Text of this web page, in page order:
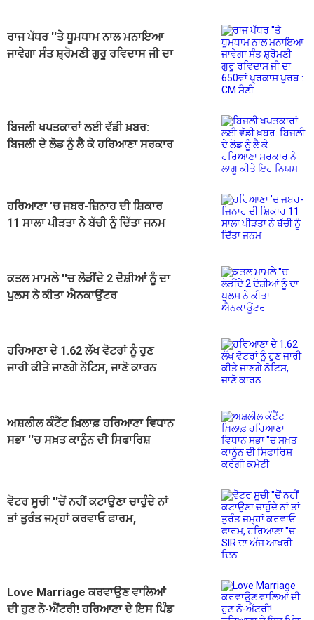
ਰਾਜ ਪੱਧਰ ''ਤੇ ਧੂਮਧਾਮ ਨਾਲ ਮਨਾਇਆ
ਜਾਵੇਗਾ ਸੰਤ ਸ਼੍ਰੋਮਣੀ ਗੁਰੂ ਰਵਿਦਾਸ ਜੀ ਦਾ
ਬਿਜਲੀ ਖਪਤਕਾਰਾਂ ਲਈ ਵੱਡੀ ਖ਼ਬਰ:
ਬਿਜਲੀ ਦੇ ਲੋਡ ਨੂੰ ਲੈ ਕੇ ਹਰਿਆਣਾ ਸਰਕਾਰ
ਹਰਿਆਣਾ ’ਚ ਜਬਰ-ਜ਼ਿਨਾਹ ਦੀ ਸ਼ਿਕਾਰ
11 ਸਾਲਾ ਪੀੜਤਾ ਨੇ ਬੱਚੀ ਨੂੰ ਦਿੱਤਾ ਜਨਮ
ਕਤਲ ਮਾਮਲੇ ''ਚ ਲੋੜੀਂਦੇ 2 ਦੋਸ਼ੀਆਂ ਨੂੰ ਦਾ
ਪੁਲਸ ਨੇ ਕੀਤਾ ਐਨਕਾਊਂਟਰ
ਹਰਿਆਣਾ ਦੇ 1.62 ਲੱਖ ਵੋਟਰਾਂ ਨੂੰ ਹੁਣ
ਜਾਰੀ ਕੀਤੇ ਜਾਣਗੇ ਨੋਟਿਸ, ਜਾਣੋ ਕਾਰਨ
ਅਸ਼ਲੀਲ ਕੰਟੈਂਟ ਖ਼ਿਲਾਫ਼ ਹਰਿਆਣਾ ਵਿਧਾਨ
ਸਭਾ ''ਚ ਸਖ਼ਤ ਕਾਨੂੰਨ ਦੀ ਸਿਫਾਰਿਸ਼
ਵੋਟਰ ਸੂਚੀ ''ਚੋਂ ਨਹੀਂ ਕਟਾਉਣਾ ਚਾਹੁੰਦੇ ਨਾਂ
ਤਾਂ ਤੁਰੰਤ ਜਮ੍ਹਾਂ ਕਰਵਾਓ ਫਾਰਮ,
Love Marriage ਕਰਵਾਉਣ ਵਾਲਿਆਂ
ਦੀ ਹੁਣ ਨੋ-ਐਂਟਰੀ! ਹਰਿਆਣਾ ਦੇ ਇਸ ਪਿੰਡ